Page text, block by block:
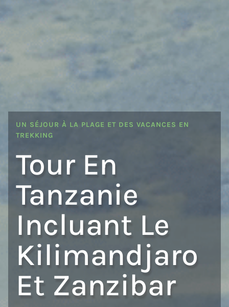
UN SÉJOUR À LA PLAGE ET DES VACANCES EN
TREKKING
Tour En
Tanzanie
Incluant Le
Kilimandjaro
Et Zanzibar